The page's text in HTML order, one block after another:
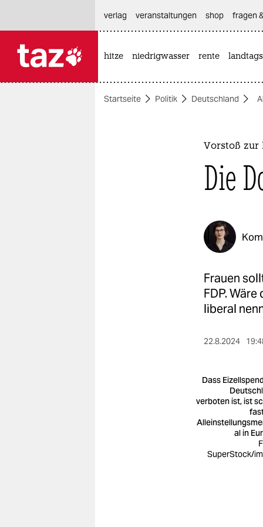
themen
verlag
veranstaltungen shop fragen
hitze niedrigwasser rente
Startseite Politik Deutschland
Vorstoß zur
Die
Frauen
FDP.
liberal
22.8.2024
Dass
verboten ist, ist
al in
SuperStock/